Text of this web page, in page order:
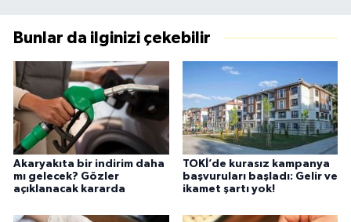
Bunlar da ilginizi çekebilir
Akaryakıta bir indirim daha
mı gelecek? Gözler
açıklanacak kararda
TOKİ’de kurasız kampanya
başvuruları başladı: Gelir ve
ikamet şartı yok!